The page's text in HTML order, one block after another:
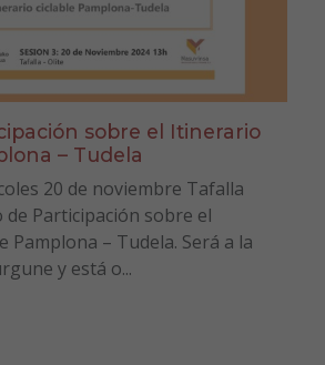
sobre el Itinerario
– Tudela
20 de noviembre Tafalla
de Participación sobre el
Pamplona – Tudela. Será a la
y está o...